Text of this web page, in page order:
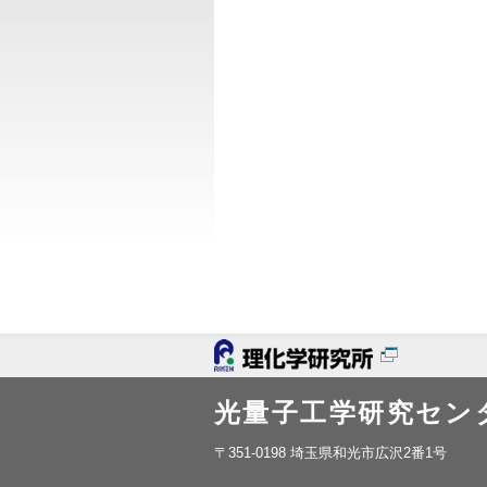
光量子工学研究セン
〒351-0198 埼玉県和光市広沢2番1号